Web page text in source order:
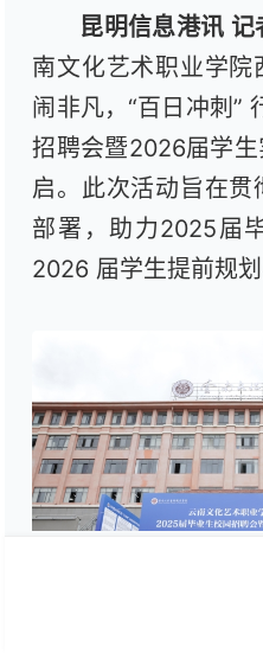
昆明信息港讯 记
南文化艺术职业学
闹非凡， “百日冲刺 ”
招聘会暨2026届学
启。此次活动旨在
部署，助力2025届
2026 届学生提前规划